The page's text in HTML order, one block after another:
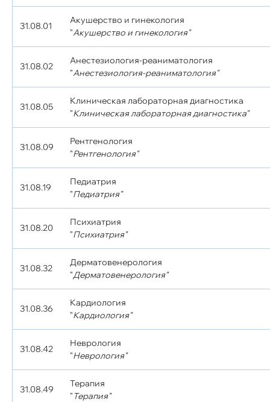
31.08.01
Акушерство и гинекология
"Акушерство и гинекология"
31.08.02
Анестезиология-реаниматология
"Анестезиология-реаниматология"
31.08.05
Клиническая лабораторная диагностика
"Клиническая лабораторная диагностика"
31.08.09
Рентгенология
"Рентгенология"
31.08.19
Педиатрия
"Педиатрия"
31.08.20
Психиатрия
"Психиатрия"
31.08.32
Дерматовенерология
"Дерматовенерология"
31.08.36
Кардиология
"Кардиология"
31.08.42
Неврология
"Неврология"
31.08.49
Терапия
"Терапия"